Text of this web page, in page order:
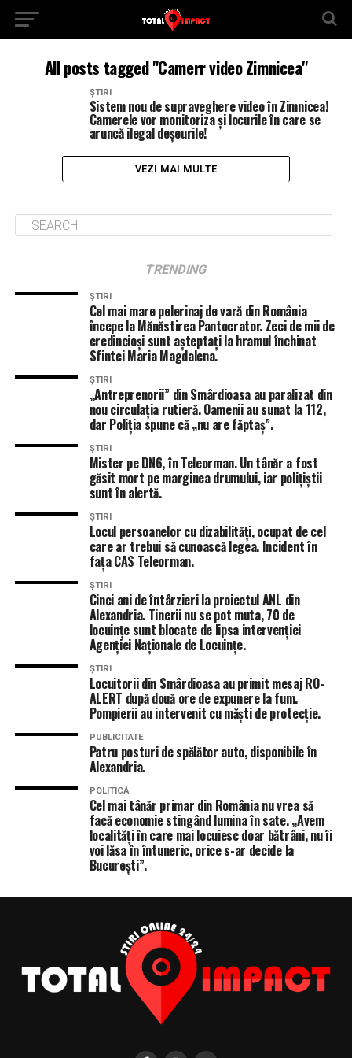
All posts tagged "Camerr video Zimnicea"
ȘTIRI
Sistem nou de supraveghere video în Zimnicea!
Camerele vor monitoriza și locurile în care se
aruncă ilegal deșeurile!
VEZI MAI MULTE
TRENDING
ȘTIRI
Cel mai mare pelerinaj de vară din România
începe la Mănăstirea Pantocrator. Zeci de mii de
credincioși sunt așteptați la hramul închinat
Sfintei Maria Magdalena.
ȘTIRI
„Antreprenorii” din Smârdioasa au paralizat din
nou circulația rutieră. Oamenii au sunat la 112,
dar Poliția spune că „nu are făptaș”.
ȘTIRI
Mister pe DN6, în Teleorman. Un tânăr a fost
găsit mort pe marginea drumului, iar polițiștii
sunt în alertă.
ȘTIRI
Locul persoanelor cu dizabilități, ocupat de cel
care ar trebui să cunoască legea. Incident în
fața CAS Teleorman.
ȘTIRI
Cinci ani de întârzieri la proiectul ANL din
Alexandria. Tinerii nu se pot muta, 70 de
locuințe sunt blocate de lipsa intervenției
Agenției Naționale de Locuințe.
ȘTIRI
Locuitorii din Smârdioasa au primit mesaj RO-
ALERT după două ore de expunere la fum.
Pompierii au intervenit cu măști de protecție.
PUBLICITATE
Patru posturi de spălător auto, disponibile în
Alexandria.
POLITICĂ
Cel mai tânăr primar din România nu vrea să
facă economie stingând lumina în sate. „Avem
localități în care mai locuiesc doar bătrâni, nu îi
voi lăsa în întuneric, orice s-ar decide la
București”.